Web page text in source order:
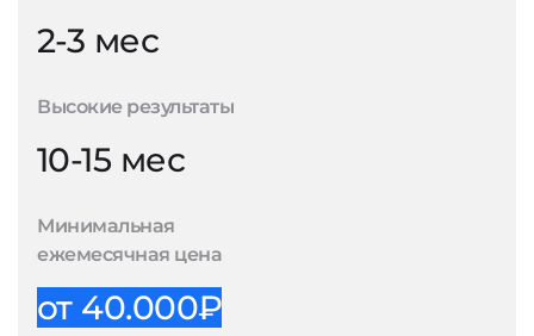
2-3 мес
Высокие результаты
10-15 мес
Минимальная
ежемесячная цена
от 40.000₽